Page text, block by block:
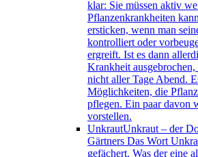
klar: Sie müssen aktiv
Pflanzenkrankheiten
ersticken, wenn man
kontrolliert oder
ergreift. Ist es dann
Krankheit
nicht aller Tage Abend.
Möglichkeiten, die
pflegen. Ein paar davon
vorstellen.
UnkrautUnkraut – der
Gärtners Das Wort
gefächert. Was der eine